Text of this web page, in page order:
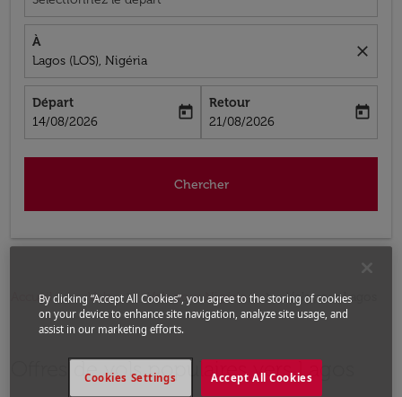
À
Lagos (LOS), Nigéria
close
Départ
fc-booking-departure-date-aria-label
14/08/2026
today
Retour
fc-booking-return-date-aria-label
21/08/2026
today
Chercher
Accueil Vols Vols pour Nigéria Vols pour Lagos
Offres de vols populaires vers Lagos
By clicking “Accept All Cookies”, you agree to the storing of cookies
on your device to enhance site navigation, analyze site usage, and
assist in our marketing efforts.
Accept All Cookies
Cookies Settings